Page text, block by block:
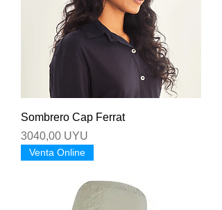
Sombrero Cap Ferrat
Precio
3040,00 UYU
Venta Online